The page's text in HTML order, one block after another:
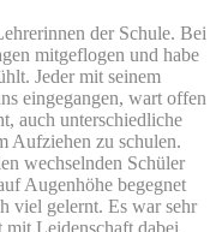
der Schule. Bei
mitgeflogen und habe
Jeder mit seinem
eingegangen, wart offen
auch unterschiedliche
Aufziehen zu schulen.
wechselnden Schüler
Augenhöhe begegnet
viel gelernt. Es war sehr